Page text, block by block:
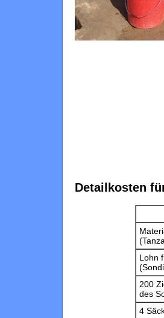
Detailkosten
Lohn
200
des
4